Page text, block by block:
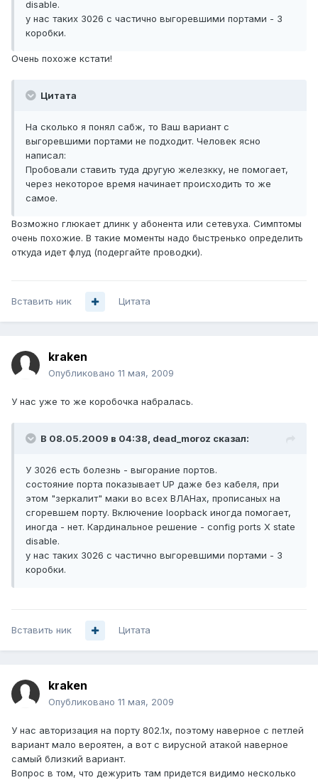
disable.
у нас таких 3026 с частично выгоревшими портами - 3
коробки.
Очень похоже кстати!
Цитата
На сколько я понял сабж, то Ваш вариант с
выгоревшими портами не подходит. Человек ясно
написал:
Пробовали ставить туда другую железкку, не помогает,
через некоторое время начинает происходить то же
самое.
Возможно глюкает длинк у абонента или сетевуха. Симптомы
очень похожие. В такие моменты надо быстренько определить
откуда идет флуд (подергайте проводки).
Вставить ник Цитата
kraken
Опубликовано 11 мая, 2009
У нас уже то же коробочка набралась.
В 08.05.2009 в 04:38, dead_moroz сказал:
У 3026 есть болезнь - выгорание портов.
состояние порта показывает UP даже без кабеля, при
этом "зеркалит" маки во всех ВЛАНах, прописаных на
сгоревшем порту. Включение loopback иногда помогает,
иногда - нет. Кардинальное решение - config ports Х state
disable.
у нас таких 3026 с частично выгоревшими портами - 3
коробки.
Вставить ник Цитата
kraken
Опубликовано 11 мая, 2009
У нас авторизация на порту 802.1x, поэтому наверное с петлей
вариант мало вероятен, а вот с вирусной атакой наверное
самый близкий вариант.
Вопрос в том, что дежурить там придется видимо несколько